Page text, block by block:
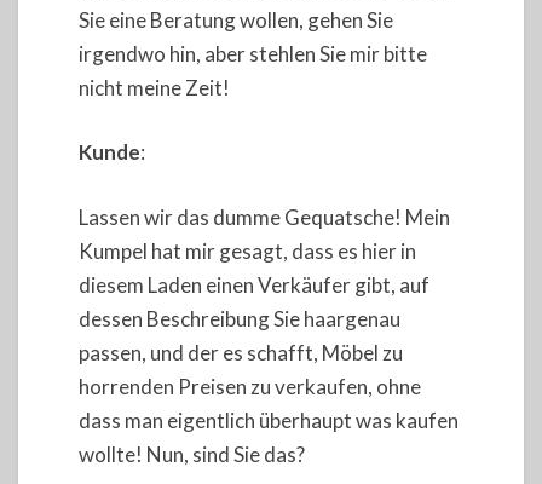
Sie eine Beratung wollen, gehen Sie
irgendwo hin, aber stehlen Sie mir bitte
nicht meine Zeit!
Kunde:
Lassen wir das dumme Gequatsche! Mein
Kumpel hat mir gesagt, dass es hier in
diesem Laden einen Verkäufer gibt, auf
dessen Beschreibung Sie haargenau
passen, und der es schafft, Möbel zu
horrenden Preisen zu verkaufen, ohne
dass man eigentlich überhaupt was kaufen
wollte! Nun, sind Sie das?